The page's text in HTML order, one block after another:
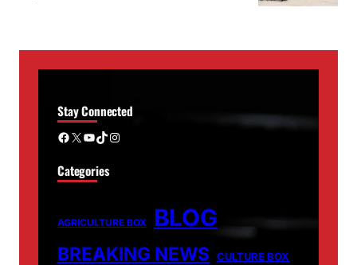
Stay Connected
Facebook X YouTube TikTok Instagram
Categories
AGRICULTURE BOX BLOG
BREAKING NEWS CULTURE BOX